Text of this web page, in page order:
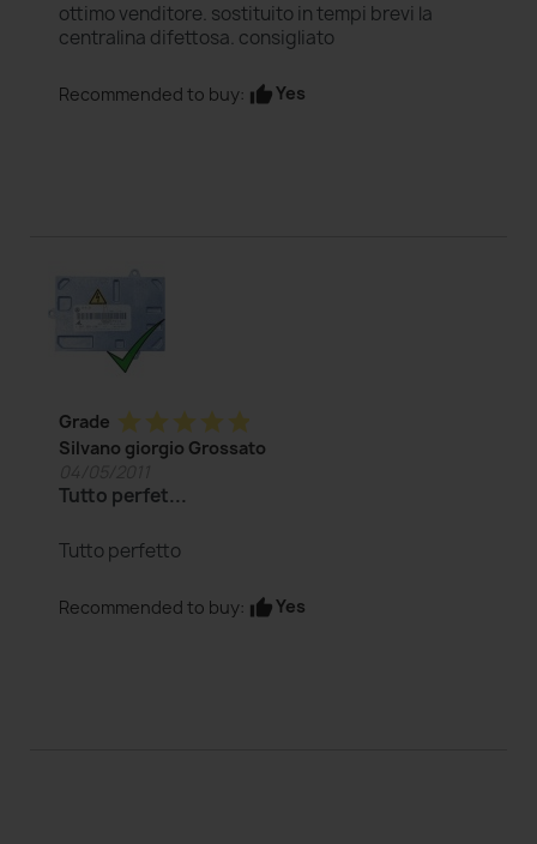
ottimo venditore. sostituito in tempi brevi la
centralina difettosa. consigliato
Recommended to buy: thumb_upYes
Grade star star star star star
Silvano giorgio Grossato
Tutto perfet...
Tutto perfetto
Recommended to buy: thumb_upYes